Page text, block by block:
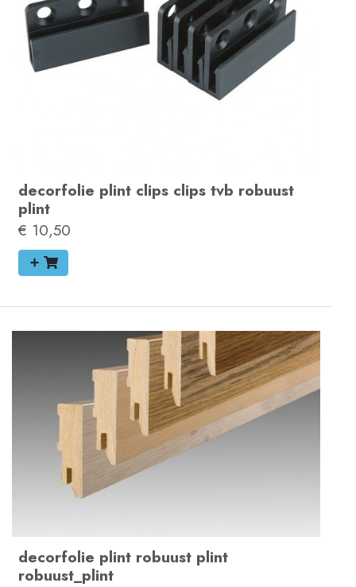
decorfolie plint clips clips tvb robuust
plint
€ 10,50
decorfolie plint robuust plint
robuust_plint